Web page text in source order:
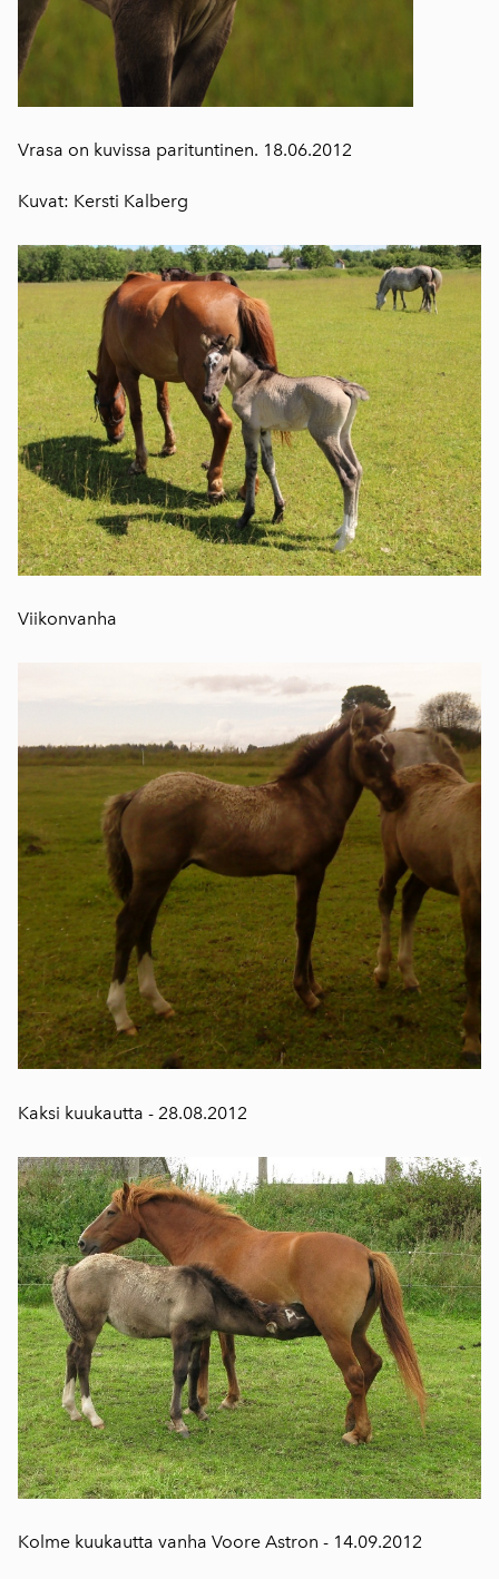
Vrasa on kuvissa parituntinen. 18.06.2012
Kuvat: Kersti Kalberg
Viikonvanha
Kaksi kuukautta - 28.08.2012
Kolme kuukautta vanha Voore Astron - 14.09.2012